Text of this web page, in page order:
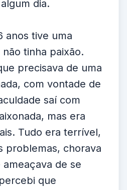
dia.
anos tive uma
tinha paixão.
precisava de uma
com vontade de
saí com
mas era
Tudo era terrível,
problemas, chorava
de se
que